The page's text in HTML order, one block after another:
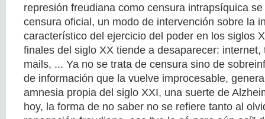
represión freudiana como censura intrapsíquica
censura oficial, un modo de intervención sobre la
característico del ejercicio del poder en los siglos
finales del siglo XX tiende a desaparecer:
mails, ... Ya no se trata de censura sino de
de información que la vuelve improcesable,
amnesia propia del siglo XXI, una suerte de
hoy, la forma de no saber no se refiere tanto al